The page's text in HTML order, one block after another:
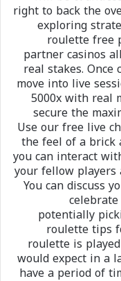
right to back the
exploring
roulette free
partner casinos
real stakes.
move into live
5000x with real
secure the
Use our free live
the feel of a brick
you can interact
your fellow players
You can discuss
potentially
roulette tips
roulette is
would expect in a
have a period of